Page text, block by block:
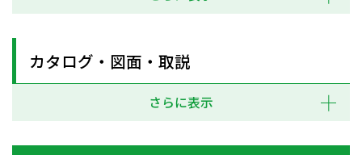
カタログ・図面・取説
さらに表示